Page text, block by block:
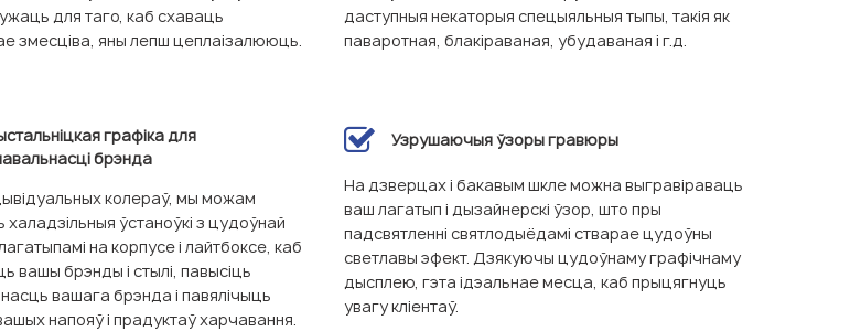
для таго, каб схаваць
змесціва, яны лепш цеплаізалююць.
даступныя некаторыя спецыяльныя тыпы, такія як
паваротная, блакіраваная, убудаваная і г.д.
графіка для
брэнда
колераў, мы можам
ўстаноўкі з цудоўнай
на корпусе і лайтбоксе, каб
вашы брэнды і стылі, павысіць
вашага брэнда і павялічыць
напояў і прадуктаў харчавання.
Узрушаючыя ўзоры гравюры
На дзверцах і бакавым шкле можна выгравіраваць
ваш лагатып і дызайнерскі ўзор, што пры
падсвятленні святлодыёдамі стварае цудоўны
светлавы эфект. Дзякуючы цудоўнаму графічнаму
дысплею, гэта ідэальнае месца, каб прыцягнуць
увагу кліентаў.